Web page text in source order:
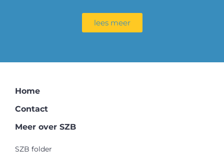
lees meer
Home
Contact
Meer over SZB
SZB folder